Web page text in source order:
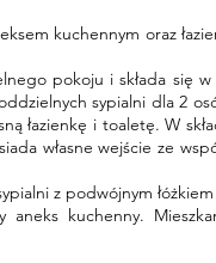
kuchennym oraz
pokoju i składa się
sypialni dla 2
łazienkę i toaletę. W
własne wejście ze
z podwójnym
kuchenny.